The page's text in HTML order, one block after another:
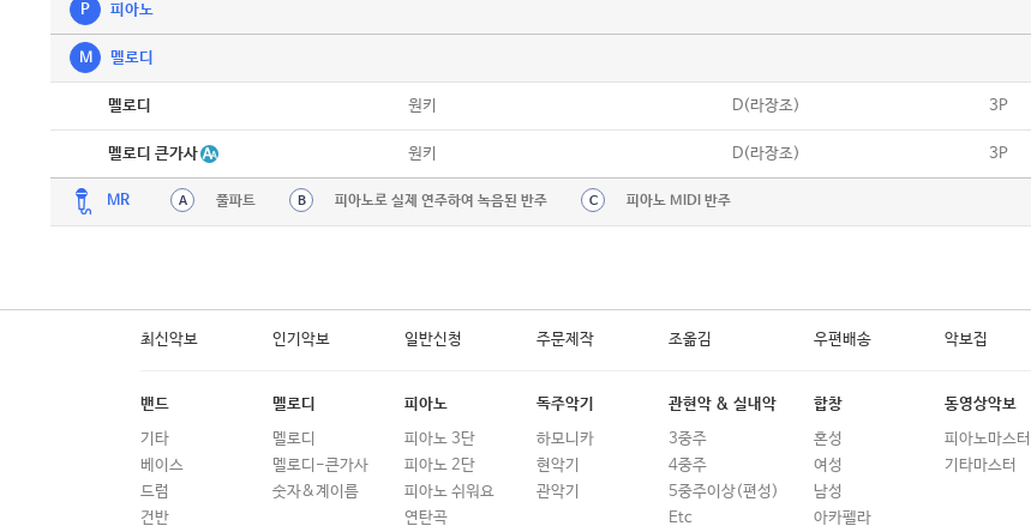
P 피아노
M 멜로디
멜로디 원키 D(라장조) 3P
멜로디 큰가사 원키 D(라장조) 3P
MR A 풀파트 B 피아노로 실제 연주하여 녹음된 반주 C 피아노 MIDI 반주
최신악보 인기악보 일반신청 주문제작 조옮김 우편배송 악보집
밴드
기타
베이스
드럼
건반
멜로디
멜로디
멜로디-큰가사
숫자&계이름
피아노
피아노 3단
피아노 2단
피아노 쉬워요
연탄곡
독주악기
하모니카
현악기
관악기
관현악 & 실내악
3중주
4중주
5중주이상(편성)
Etc
합창
혼성
여성
남성
아카펠라
동영상악보
피아노마스터
기타마스터